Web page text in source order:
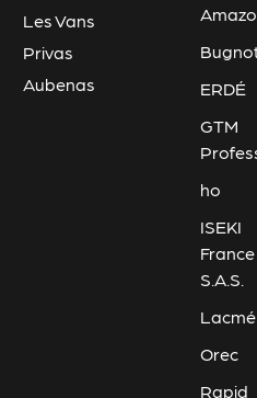
Les Vans
Privas
Aubenas
ERDÉ
GTM
ho
ISEKI
France
S.A.S.
Lacmé
Orec
Rapid